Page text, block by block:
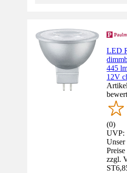
LED
445
12V
(0)
UVP:
zzgl.
ST